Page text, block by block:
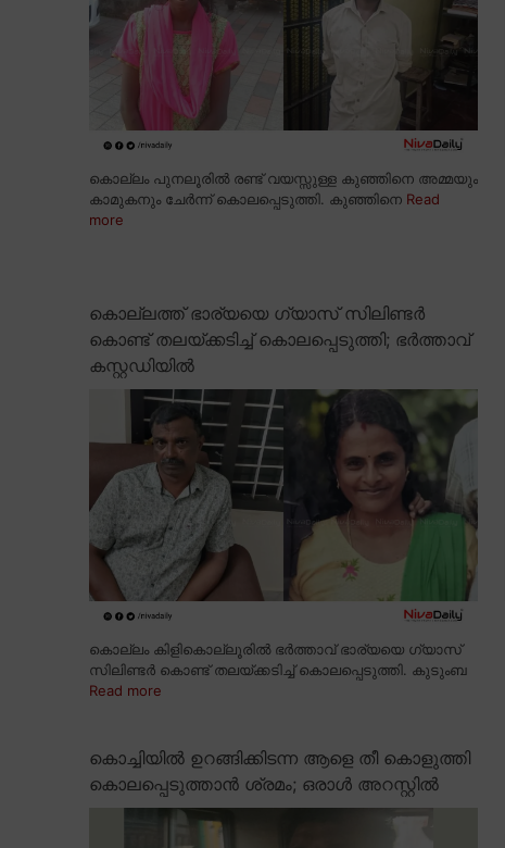
കൊല്ലം പുനലൂരിൽ രണ്ട് വയസ്സുള്ള കുഞ്ഞിനെ അമ്മയും
കാമുകനും ചേർന്ന് കൊലപ്പെടുത്തി. കുഞ്ഞിനെ Read
more
കൊല്ലത്ത് ഭാര്യയെ ഗ്യാസ് സിലിണ്ടർ
കൊണ്ട് തലയ്ക്കടിച്ച് കൊലപ്പെടുത്തി; ഭർത്താവ്
കസ്റ്റഡിയിൽ
കൊല്ലം കിളികൊല്ലൂരിൽ ഭർത്താവ് ഭാര്യയെ ഗ്യാസ്
സിലിണ്ടർ കൊണ്ട് തലയ്ക്കടിച്ച് കൊലപ്പെടുത്തി. കുടുംബ
Read more
കൊച്ചിയിൽ ഉറങ്ങിക്കിടന്ന ആളെ തീ കൊളുത്തി
കൊലപ്പെടുത്താൻ ശ്രമം; ഒരാൾ അറസ്റ്റിൽ